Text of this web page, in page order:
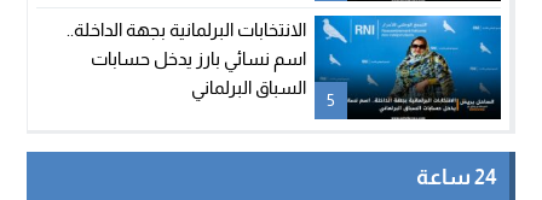
5
الانتخابات البرلمانية بجهة الداخلة..
اسم نسائي بارز يدخل حسابات
السباق البرلماني
24 ساعة